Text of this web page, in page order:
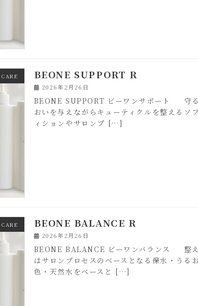
BEONE SUPPORT R
2026年2月26日
BEONE SUPPORT ビーワンサポート 守る
おいを与えながらキューティクルを整えるソ
ィションやサロンプ […]
BEONE BALANCE R
2026年2月26日
BEONE BALANCE ビーワンバランス 整え
はサロンプロセスのベースとなる保水・うる
色・天然水をベースと […]